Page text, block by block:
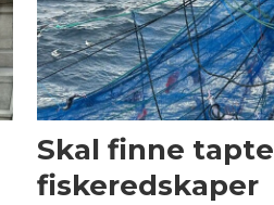
Skal finne tapte
fiskeredskaper